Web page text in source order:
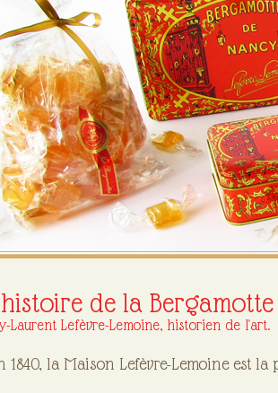
de la
Laurent Lefèvre-Lemoine, historien de l'art.
1840, la Maison Lefèvre-Lemoine est